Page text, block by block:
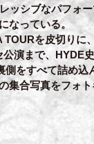
ッシブなパフォ
なっている。
を皮切りに
演まで、HYDE
をすべて詰め込
合写真をフォト